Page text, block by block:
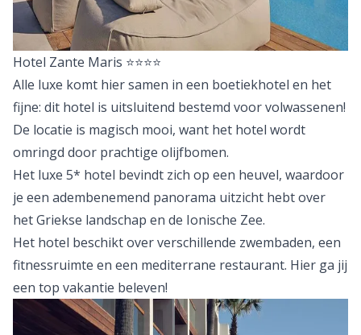
Hotel Zante Maris ⭐⭐⭐⭐
Alle luxe komt hier samen in een boetiekhotel en het
fijne: dit hotel is uitsluitend bestemd voor volwassenen!
De locatie is magisch mooi, want het hotel wordt
omringd door prachtige olijfbomen.
Het luxe 5* hotel bevindt zich op een heuvel, waardoor
je een adembenemend panorama uitzicht hebt over
het Griekse landschap en de Ionische Zee.
Het hotel beschikt over verschillende zwembaden, een
fitnessruimte en een mediterrane restaurant. Hier ga jij
een top vakantie beleven!